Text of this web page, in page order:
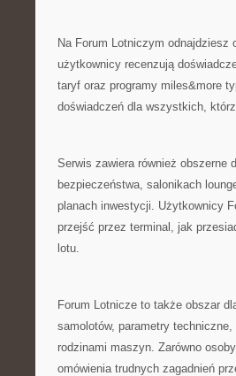
Na Forum Lotniczym odnajdziesz
użytkownicy recenzują
taryf oraz programy miles&more
doświadczeń dla wszystkich,
Serwis zawiera również obszerne
bezpieczeństwa, salonikach
planach inwestycji. Użytkownicy
przejść przez terminal, jak
lotu.
Forum Lotnicze to także obszar
samolotów, parametry
rodzinami maszyn. Zarówno
omówienia trudnych zagadnień